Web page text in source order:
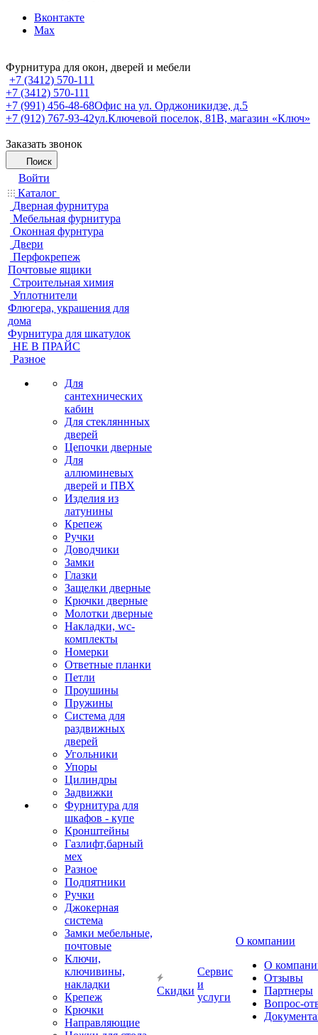
Вконтакте
Max
Фурнитура для окон, дверей и мебели
+7 (3412) 570-111
+7 (3412) 570-111
+7 (991) 456-48-68Офис на ул. Орджоникидзе, д.5
+7 (912) 767-93-42ул.Ключевой поселок, 81В, магазин «Ключ»
Заказать звонок
Поиск
Войти
Каталог
Дверная фурнитура
Мебельная фурнитура
Оконная фурнтура
Двери
Перфокрепеж
Почтовые ящики
Строительная химия
Уплотнители
Флюгера, украшения для
дома
Фурнитура для шкатулок
НЕ В ПРАЙС
Разное
Для
сантехнических
кабин
Для стекляннных
дверей
Цепочки дверные
Для
аллюминевых
дверей и ПВХ
Изделия из
латунины
Крепеж
Ручки
Доводчики
Замки
Глазки
Защелки дверные
Крючки дверные
Молотки дверные
Накладки, wc-
комплекты
Номерки
Ответные планки
Петли
Проушины
Пружины
Система для
раздвижных
дверей
Угольники
Упоры
Цилиндры
Задвижки
Фурнитура для
шкафов - купе
Кронштейны
Газлифт,барный
мех
Разное
Подпятники
Ручки
Джокерная
система
Замки мебельные,
почтовые
Ключи,
ключивины,
накладки
Крепеж
Крючки
Направляющие
Скидки
Сервис
и
услуги
О компании
О
Отзывы
Партнеры
Вопрос-